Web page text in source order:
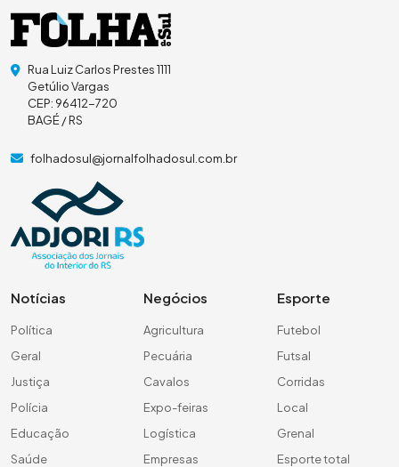
Rua Luiz Carlos Prestes 1111
Getúlio Vargas
CEP: 96412-720
BAGÉ / RS
folhadosul@jornalfolhadosul.com.br
Notícias
Política
Geral
Justiça
Polícia
Educação
Saúde
Negócios
Agricultura
Pecuária
Cavalos
Expo-feiras
Logística
Empresas
Esporte
Futebol
Futsal
Corridas
Local
Grenal
Esporte total